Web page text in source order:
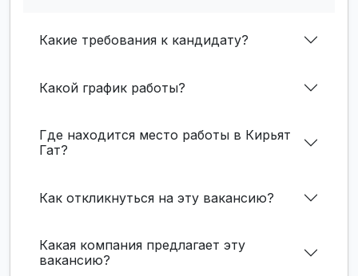
Какие требования к кандидату?
Какой график работы?
Где находится место работы в Кирьят
Гат?
Как откликнуться на эту вакансию?
Какая компания предлагает эту
вакансию?